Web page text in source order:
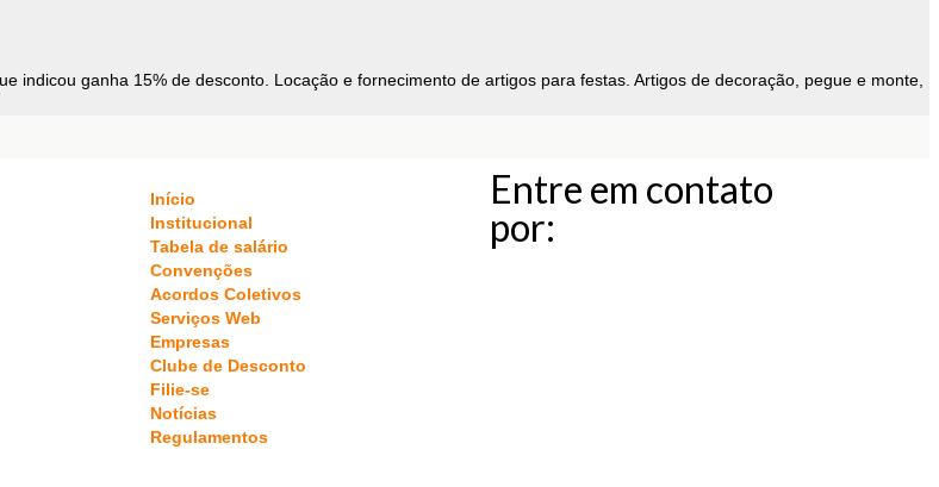
indicou ganha 15% de desconto. Locação e fornecimento de artigos para festas. Artigos de decoração, pegue e monte,
Início
Institucional
Tabela de salário
Convenções
Acordos Coletivos
Serviços Web
Empresas
Clube de Desconto
Filie-se
Notícias
Regulamentos
Entre em contato
por: